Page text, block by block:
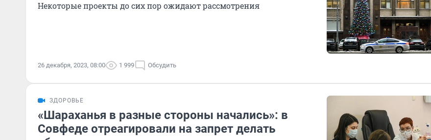
Некоторые проекты до сих пор ожидают рассмотрения
26 декабря, 2023, 08:00 1 999 Обсудить
ЗДОРОВЬЕ
«Шараханья в разные стороны начались»: в
Совфеде отреагировали на запрет делать